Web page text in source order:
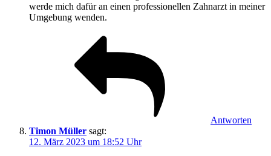
werde mich dafür an einen professionellen Zahnarzt in meiner
Umgebung wenden.
Antworten
Timon Müller sagt:
12. März 2023 um 18:52 Uhr